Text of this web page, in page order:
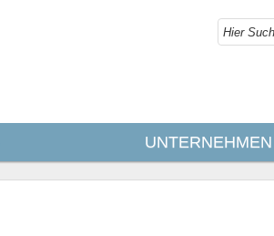
UNTERNEHMEN